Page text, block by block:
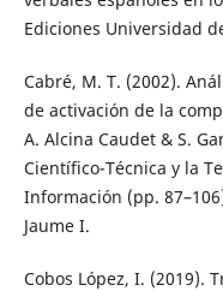
Ediciones Universidad
Cabré, M. T. (2002).
de activación de la
A. Alcina Caudet & S.
Científico-Técnica y la
Información (pp.
Jaume I.
Cobos López, I. (2019).